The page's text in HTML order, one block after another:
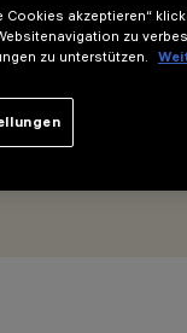
Cookies akzeptieren“
zu
zu unterstützen.